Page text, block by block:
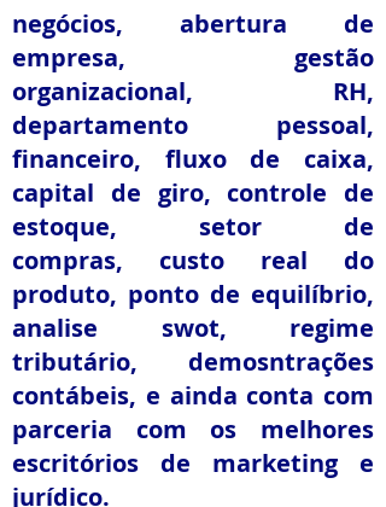
negócios, abertura de
empresa, gestão
organizacional, RH,
departamento pessoal,
financeiro, fluxo de caixa,
capital de giro, controle de
estoque, setor de
compras, custo real do
produto, ponto de equilíbrio,
analise swot, regime
tributário, demosntrações
contábeis, e ainda conta com
parceria com os melhores
escritórios de marketing e
jurídico.